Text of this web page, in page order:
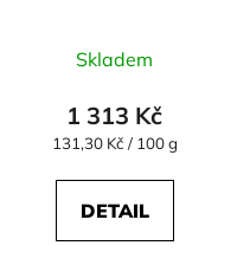
Skladem
1 313 Kč
Měrná
131,30 Kč / 100 g
DETAIL